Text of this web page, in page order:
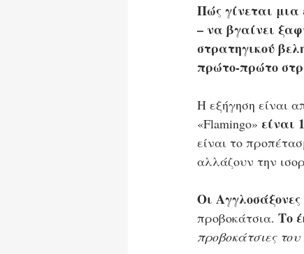
Πώς γίνεται μια
– να βγαίνει
στρατηγικού
πρώτο-πρώτο
Η εξήγηση είναι
«Flamingo» είναι
είναι το
αλλάζουν την
Οι Αγγλοσάξονες
προβοκάτσια. Το
προβοκάτσιες